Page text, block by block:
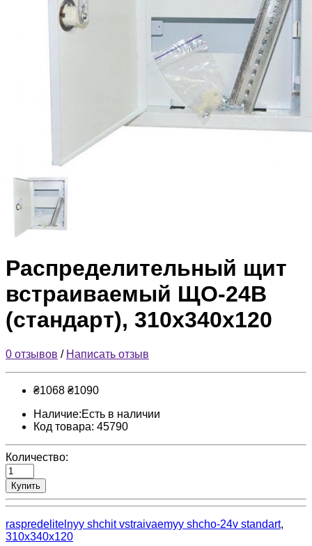
Распределительный щит
встраиваемый ЩО-24В
(стандарт), 310x340x120
0 отзывов / Написать отзыв
₴1068 ₴1090
Наличие:Есть в наличии
Код товара: 45790
Количество:
Купить
raspredelitelnyy shchit vstraivaemyy shcho-24v standart,
310x340x120